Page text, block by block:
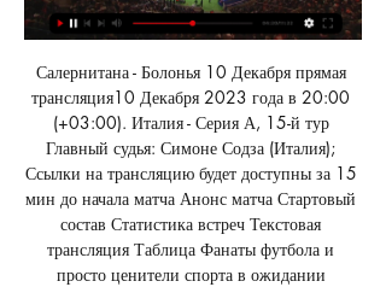
Салернитана - Болонья 10 Декабря прямая трансляция10 Декабря 2023 года в 20:00 (+03:00). Италия - Серия А, 15-й тур Главный судья: Симоне Содза (Италия); Ссылки на трансляцию будет доступны за 15 мин до начала матча Анонс матча Стартовый состав Статистика встреч Текстовая трансляция Таблица Фанаты футбола и просто ценители спорта в ожидании спортивного состязания между Салернитана - Болонья, которое состоится 10 Декабря 2023 года в 20:00 (UTC+3). Это событие пройдёт в рамках турнира: Италия - Серия А, 15-й тур, оно проводится на стадионе: Ареки (Салерно, Италия). 

Салернитана - Болонья прямая трансляция 10 декабря 9 часов назад — Смотрите онлайн прямую трансляцию матча Салернитана - Болонья Футбол 10 декабря 2023 в 17:00 бесплатно на Scores24.live!

Видео Таблица коэффициентовОсновная линияУгловыеЖелтые КарточкиУдары в створ воротОфсайдыФолыВесь матч1-й тайм2-й тайм Предварительные составы команд Салернитана 56 Костиль, Бенуа Вратарь 30 Маццокки, Паскуале Защитник 3 Брадарич, Домагой 98 Пирола, Лоренцо 5 Данилюк, Флавий 23 Дьомбер, Норберт 20 Кастанос, Григорис Полузащитник 8 Бохинен, Эмиль 18 Кулибали, Лассана 87 Кандрева, Антонио 22 Ikwuemesi, Chukwubuikem Нападающий 65 Gregorio, Salvati 1 Фиорилло, Винцензо 17 Фасио, Федерико 66 Ловато, Маттео 28 Бронн, Дилан 25 Маджоре, Джулио 7 Мартегани, Агустин 99 Legowski, Mateusz 6 Самбия, Жуниор 21 Борхес, Йоване 9 Симми 11 Ботхейм, Эрик Болонья Скорупски, Лукаш 26 Люкуми, Джон Пош, Штефан 15 Кристиансен, Виктор 33 Калафиори, Риккардо Саелемакезерс, Алексис 80 Fabbian, Giovanni Аебисшер, Мишел 19 Фергюсон, Льюис 77 ван Хойдонк, Сидни Ндоэ, Дэн Bagnolini, Nicola 34 Равалья, Федерико 31 Бёкема, Сэм Ликогианнис, Хараламбос Фреулер, Ремо Моро, Никола 82 Урбанский, Кацпер Зиркзе, Джошуа Расстановка команд Прогнозы на матч ТБ (2) 10 декабря в матче 15-го тура Серии А «Салернитана» сыграет с «Болоньей». 

Салернитана – Болонья 10.12.2023 смотреть онлайн Прямая трансляция матча ⚽ Салернитана – Болонья (15 тур) 10.12.2023 в хорошем качестве в онлайн-кинотеатре Иви. Обзор, составы команд, яркие моменты матча ...

Салернитана - Болонья. 10 декабря 2023 20:00 Смотрите трансляцию матча Салернитана - Болонья 10 декабря 2023. Обзор матча, составы команд. Результаты предыдущих встреч.

Салернитана - Болонья: смотреть онлайн 10 декабря 2023, прямая трансляция матча SopCast бесплатно- - 12% (88) 29% (211) 59% (427) Здравствуйте. Салернитана растеряла последние силы, сражаясь за возможность заработать очки, и теперь сложно думать о ее моральном подъеме со дна. Даже в домашнем поединке футболисты вряд ли смогут на равных потягаться с таким крепким противником, как сегодняшняя Болонья. 

читать полностью 18 часов назад Хоть Болонья и находится в верхней части таблицы, но команда явно не страдает стабильностью. Особенно в выездных матчах. При том, что салернитана с приходом на тренерскую работу Пиппо Индзаги явно прибавила в игре. За два месяцы работы Филиппо команда набрала очков в чемпионате больше, чем за всё предыдущее время. 

Трансляция матча Салернитана - Болонья Трансляция матча Салернитана - Болонья ; 6, 3, 3 ; Пропущенных мячей ; 7, 3, 4 ; Забито (пропущено) в среднем за матч.

2023 бесплатно в HD качестве на официальных источниках ТВ ресурсов или платных каналах, где транслируется футбол онлайн, в частности чемпионат Чемпионат Италии. Текстовую трансляцию матча "Салернитана" - "Болонья", ход игры, статистику голов, результаты и счет можно наблюдать на нашем сайте, как с ПК, так и с мобильных платформ, Apple и Android, в режиме 24/7. Информация о командах: Команда хозяев Название: "Салернитана" (Салерно) Год основания "Салернитана" (Салерно): 1919 Страна: Италия Тренер: Филиппо Индзаги Предыдущий матч команды "Салернитана" был сыгран против "Фиорентина" - 03. 2023, в рамках чемпионата Чемпионат Италии 2023/2024 и закончился победой команды "Фиорентина". Команда гостей Название: "Болонья" (Болонья) Год основания "Болонья" (Болонья): 1909 Страна: Италия Тренер: Тьяго Мотта Прошедший поединок команды "Болонья" был сыгран против Лечче - 03. 2023, в рамках чемпионата Чемпионат Италии 2023/2024 и закончился ничьей. Следите за результатами матча "Салернитана" - "Болонья" онлайн в режиме LIVE футбол, все данные статистики обновляются на протяжении матча на нашем сайте. 

Гости умеют держать счет, остается забить. Думаю, что, как минимум, не проиграют. 0 9 часов назад Салернитана не приходиться выбирать. Побеждать нужно уже здесь и сейчас. К тому же у Болоньи треть команды с травмами, плюс усталость.. ( Продолжительный отрезок времени играли не просто хорошо, а очень хорошо). Так что воспользоваться трудностями соперника сам бог велел. В личных встречах за два крайних сезона три ничьи и домашняя победа... 

Болонья • Смотреть онлайн трансляцию матча 2023-12-10 ᐅ Чемпионат Италии Онлайн ᐉ Результаты на UA-ФутболАнонс матча "Салернитана" - "Болонья" 10. 12. 2023, Чемпионат Италии Матч между командой "Салернитана" (Салерно) и командой "Болонья" (Болонья) будет проходить в рамках чемпионата по футболу: Чемпионат Италии 2023/2024, матч начнется на стадионе Аречи. Дата проведения матча: 10. 2023 Время начала матча: 19:00 История предыдущих матчей История противостояний между командами "Салернитана" (Салерно) и командой "Болонья" (Болонья): Прошедший поединок между командами закончился ничьей. Столкновение "Салернитана" и "Болонья" в предыдущем футбольном матче 18. 03. 2023 закончилось с такими результатами: 2:2 ничьей. Для одержания победы тренеры команд разработали стратегии ведения игры, и после предыдущих встреч внесли тактические поправки в проведение атаки и защиты на поле. Онлайн трансляцию матча "Салернитана" - "Болонья" можно посмотреть 10. 

Салернитана — Болонья смотреть онлайн ✅ Сегодня 10 декабря 2023 ⚽ | Бесплатная прямая трансляция матча — Prognozist. ru10 декабря 2023, 20:00 (UTC +03:00) Трансляции По какому каналу и на каких сайтах бесплатная трансляция onlineArena Sport 4 FHD HR МАТЧ! Футбол 1 HD 50 Видео Bologna-Genoa Under 17: le dichiarazioni di Denis Biavati Bologna-Primavera: gli highlights Bfc Week #74 Primavera 2022 - 2023 | Le parole di Francesco Siena dopo la sfida contro il Benevento. Fusco: "I ragazzi ci hanno creduto. Bravi ad avere attenzione per tutti i 90 minuti" Campionato Primavera 2 2022 - 2023 | Salernitana - Benevento 1-1 Highlights Показать еще Доп. Результат Салернитана (победа) или ничья "Салернитана" будет надеяться на возвращение к победному пути после поражения в последнем матче с "Фиорентиной" (3:0) в Серии А. В том матче "Салернитана" владела мячом на 42%, создала 11 моментов для взятия ворот и 1 удар в створ. 

Салернитана - Болонья смотреть онлайнГде смотреть на TV По какому каналу смотреть бесплатно трансляцию матча Информация о матче В 15 Серия А 23/24 10 декабря 2023 года в 20:00 в Салерно пройдет матч «Салернитана» - «Болонья», трансляция которого будет доступна у нас на портале Мы также предлагаем вниманию читателей прогноз матча «Салернитана» - «Болонья» от редакции, который поможет им определиться со ставкой на матч и быть в курсе последних событий их стана соперников. В матч-центре ODDS вы найдете полную статистику матча «Салернитана» - «Болонья». Кто забил больше, кто чаще выигрывал в очных встречах, среднее количество забитых и пропущенных мячей… Все эти данные доступны у нас. Ставки букмекеров «Салернитана» - «Болонья». У нас есть полный список рынков от ведущих легальных букмекеров. Пользователи ODDS могут их просматривать с момента открытия, сравнивать с другими букмекерами и выбирать самый высокий коэффициент. 

Салернитана - Болонья: онлайн-трансляция Смотреть онлайн-трансляцию матча Салернитана - Болонья. Серия А - 15 тур, на Sports.ru, когда играет Салернитана - Болонья. Трансляция со стадиона "Ареки ...

Болонья - Салернитана, 30 марта 2024 - смотреть Болонья - Салернитана, прямая трансляция матча Кто победит в основное время? Приветствуем всех любителей спорта! Рады предложить вашему вниманию онлайн- ...

Салернитана - Болонья смотреть видео трансляцию 18 часов назад — Футбол.🏟️Графическая трансляция встречи Салернитана – Болонья 10 декабря в рамках турнира Серия A в прямом эфире. Смотреть без регистрации!

Салернитана - Болонья онлайн трансляция матча Онлайн трансляция Салернитана - Болонья - Чемпионат Италии ⚽ 2023-12-10 ⚽ Смотреть онлайн матч ☝ Прямая трансляция Воскресенье 07:00 Аречи на ...

По сезону заметно лучше смотрится «Болонья», однако и «Салернитана» в родных стенах способна удивить. В то же время есть предположение, что встреча между коллективами в очередной раз пройдет с голами. ТБ (2, 5) 22 августа в первом туре Серии А состоится матч «Болонья» - «Салернитана». «Салернитана» возвращается в Серию A спустя 22 года, это значимое событие для клуба. «Болонья» типичный середняк, и судя по кубковой игре, на старте сезона команда будет радовать нас ярким выступлением. ТМ (2, 5) 26 февраля в 27-м туре Серии A состоится матч «Салернитана» - «Болонья». «Салернитана» хоть и замыкает таблицу, но в последнее время начала подавать признаки жизни, и вот уже три тура подряд не проигрывает. 

Салернитана - Болонья смотреть онлайн 10.12.2023 Смотреть online трансляцию матча Салернитана - Болонья ✓ Сегодня 10 декабря 2023. Бесплатно. ⚽ Италия - Серия А. Футбол.

Салернитана – Болонья 10.12.2023. Трансляции и записи Основные моменты и прямые трансляции футбольного матча Серия А 2023/24 между Салернитана и Болонья. Лучшее место для просмотра матча Болонья против ...

Чемпионат Италии. Салернитана - Болонья© ООО «Национальный спортивный телеканал» 2007 — 2023. Для лиц старше 18 лет На сайте применяются рекомендательные технологии. Подробнее в Правилах применения рекомендательных технологий Средство массовой информации сетевое издание «www. sportbox. ru» зарегистрировано Федеральной службой по надзору в сфере связи, информационных технологий и массовых коммуникаций (Роскомнадзор). Свидетельство о регистрации средства массовой информации Эл № ФС77-72613 от 04. 04. 

Салернитана — Болонья. Прогноз и ставка за 2.15 / 4 часа назад — Прог